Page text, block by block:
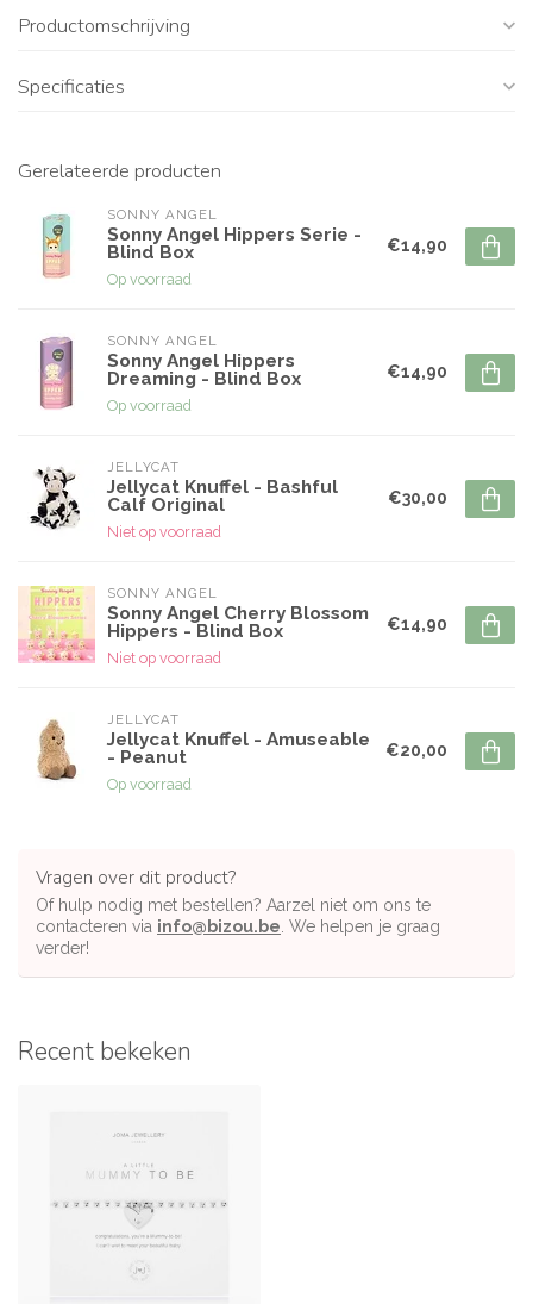
Productomschrijving
Specificaties
Gerelateerde producten
SONNY ANGEL
Sonny Angel Hippers Serie -
Blind Box
Op voorraad
€14,90
SONNY ANGEL
Sonny Angel Hippers
Dreaming - Blind Box
Op voorraad
€14,90
JELLYCAT
Jellycat Knuffel - Bashful
Calf Original
Niet op voorraad
€30,00
SONNY ANGEL
Sonny Angel Cherry Blossom
Hippers - Blind Box
Niet op voorraad
€14,90
JELLYCAT
Jellycat Knuffel - Amuseable
- Peanut
Op voorraad
€20,00
Vragen over dit product?
Of hulp nodig met bestellen? Aarzel niet om ons te
contacteren via info@bizou.be . We helpen je graag
verder!
Recent bekeken